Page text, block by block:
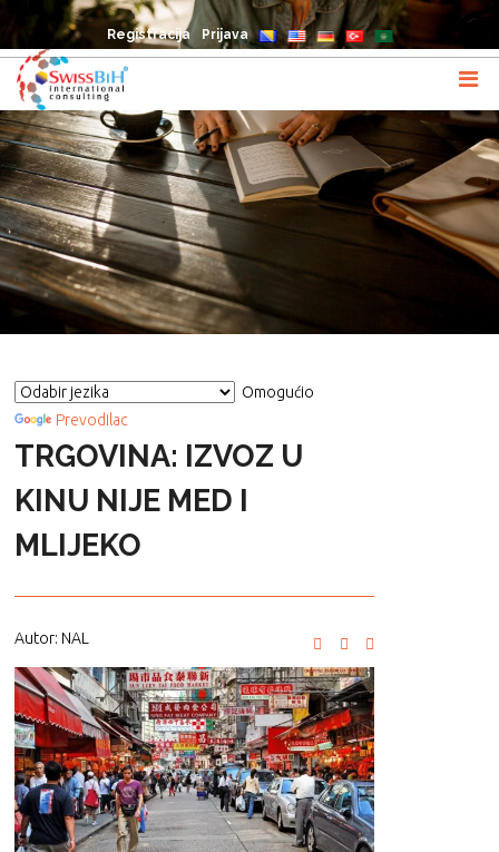
Registracija Prijava
Omogućio
Prevodilac
TRGOVINA: IZVOZ U
KINU NIJE MED I
MLIJEKO
Autor: NAL